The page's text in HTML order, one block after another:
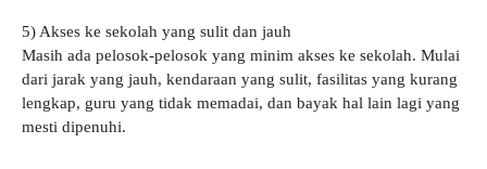
5) Akses ke sekolah yang sulit dan jauh
Masih ada pelosok-pelosok yang minim akses ke sekolah. Mulai
dari jarak yang jauh, kendaraan yang sulit, fasilitas yang kurang
lengkap, guru yang tidak memadai, dan bayak hal lain lagi yang
mesti dipenuhi.